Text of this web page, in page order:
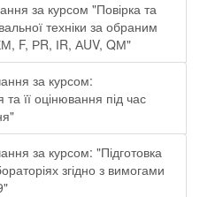
за курсом "Повірка та
техніки за обраним
F, РR, ІR, АUV, QМ"
за курсом:
її оцінювання під час
за курсом: "Підготовка
згідно з вимогами